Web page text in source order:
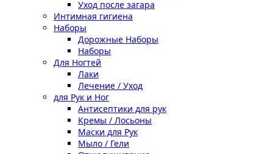
Уход после загара
Интимная гигиена
Наборы
Дорожные Наборы
Наборы
Для Ногтей
Лаки
Лечение / Уход
для Рук и Ног
Антисептики для рук
Кремы / Лосьоны
Маски для Рук
Мыло / Гели